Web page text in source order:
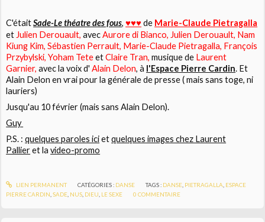
C'étaitSade-Le théatre des fous,♥♥♥de Marie-Claude Pietragalla
et Julien Derouault, avecAurore di Bianco, Julien Derouault, Nam
Kiung Kim, Sébastien Perrault, Marie-Claude Pietragalla, François
Przybylski, Yoham TeteetClaire Tran, musique de Laurent
Garnier, avec la voix d'Alain Delon, à l'Espace Pierre Cardin. Et
Alain Delon en vrai pour la générale de presse ( mais sans toge, ni
lauriers)
Jusqu'au 10 février (mais sans Alain Delon).
Guy
P.S. :quelques paroles icietquelques images chez Laurent
Pallieret lavideo-promo
LIEN PERMANENT CATÉGORIES : DANSE TAGS : DANSE PIETRAGALLA ESPACE
PIERRE CARDIN ,SADE NUS DIEU LE SEXE 0 COMMENTAIRE